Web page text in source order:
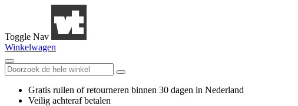
Toggle Nav
Winkelwagen
Gratis ruilen of retourneren binnen 30 dagen in Nederland
Veilig achteraf betalen